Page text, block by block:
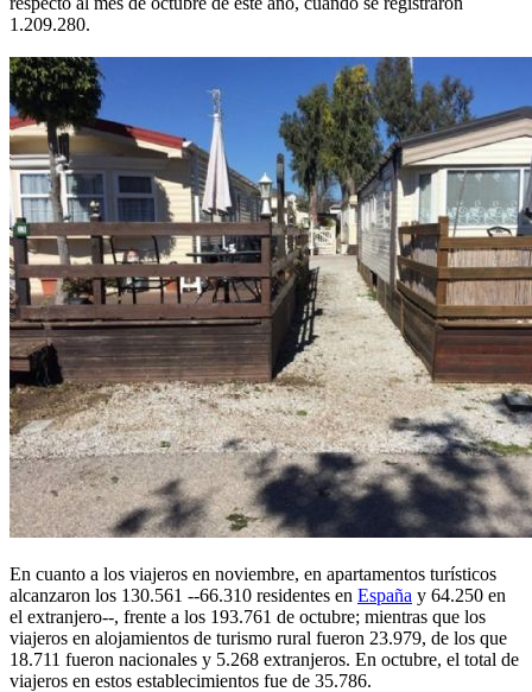
1.209.280.
En cuanto a los viajeros en noviembre, en apartamentos turísticos
alcanzaron los 130.561 --66.310 residentes en España y 64.250 en
el extranjero--, frente a los 193.761 de octubre; mientras que los
viajeros en alojamientos de turismo rural fueron 23.979, de los que
18.711 fueron nacionales y 5.268 extranjeros. En octubre, el total de
viajeros en estos establecimientos fue de 35.786.